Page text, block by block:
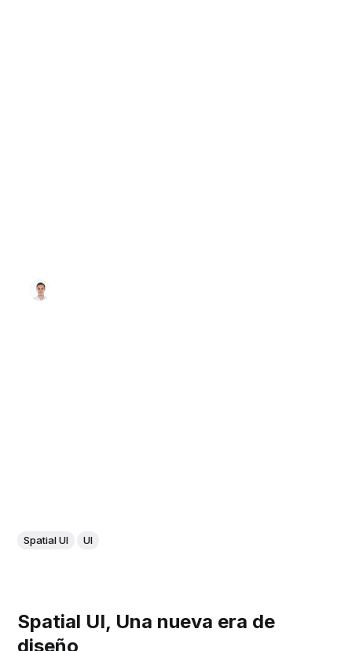
Spatial UI UI
Spatial UI, Una nueva era de
diseño